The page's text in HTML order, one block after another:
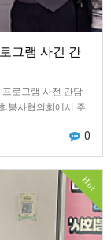
그램 사건 간
로그램 사전 간담
봉사협의회에서 주
0
Hot